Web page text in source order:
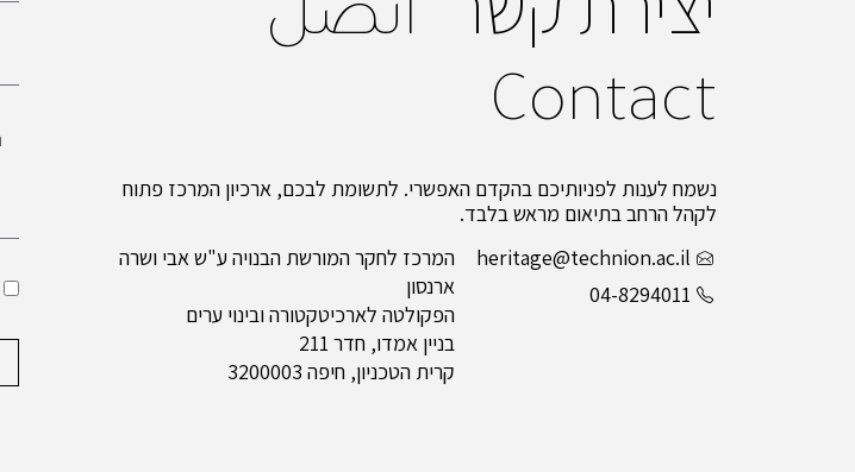
اتصل
Contact
נשמח לענות לפניותיכם בהקדם האפשרי. לתשומת לבכם, ארכיון המרכז פתוח
לקהל הרחב בתיאום מראש בלבד.
heritage@technion.ac.il
04-8294011
המרכז לחקר המורשת הבנויה ע"ש אבי ושרה
ארנסון
הפקולטה לארכיטקטורה ובינוי ערים
בניין אמדו, חדר 211
קרית הטכניון, חיפה 3200003